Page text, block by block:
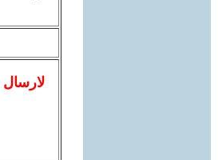
لا